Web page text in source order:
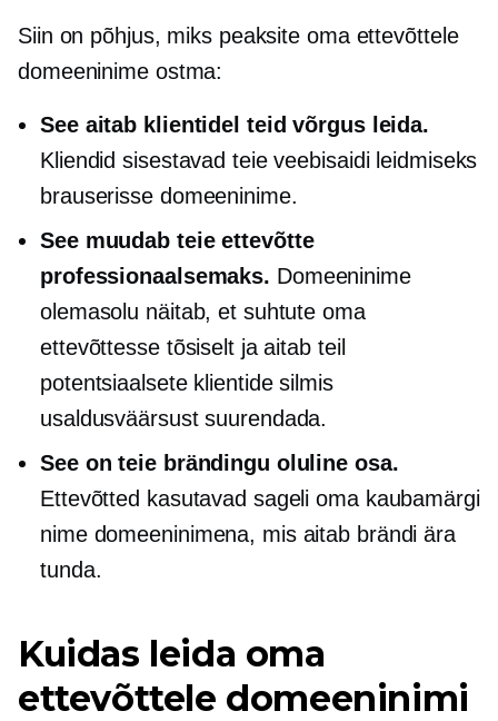
Siin on põhjus, miks peaksite oma ettevõttele
domeeninime ostma:
See aitab klientidel teid võrgus leida.
Kliendid sisestavad teie veebisaidi leidmiseks
brauserisse domeeninime.
See muudab teie ettevõtte
professionaalsemaks. Domeeninime
olemasolu näitab, et suhtute oma
ettevõttesse tõsiselt ja aitab teil
potentsiaalsete klientide silmis
usaldusväärsust suurendada.
See on teie brändingu oluline osa.
Ettevõtted kasutavad sageli oma kaubamärgi
nime domeeninimena, mis aitab brändi ära
tunda.
Kuidas leida oma
ettevõttele domeeninimi